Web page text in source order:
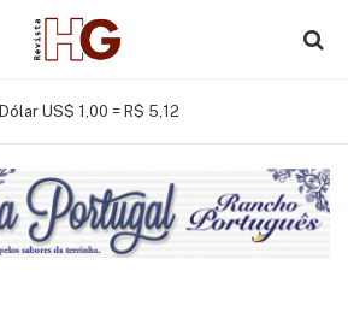
Dólar US$ 1,00 = R$ 5,12